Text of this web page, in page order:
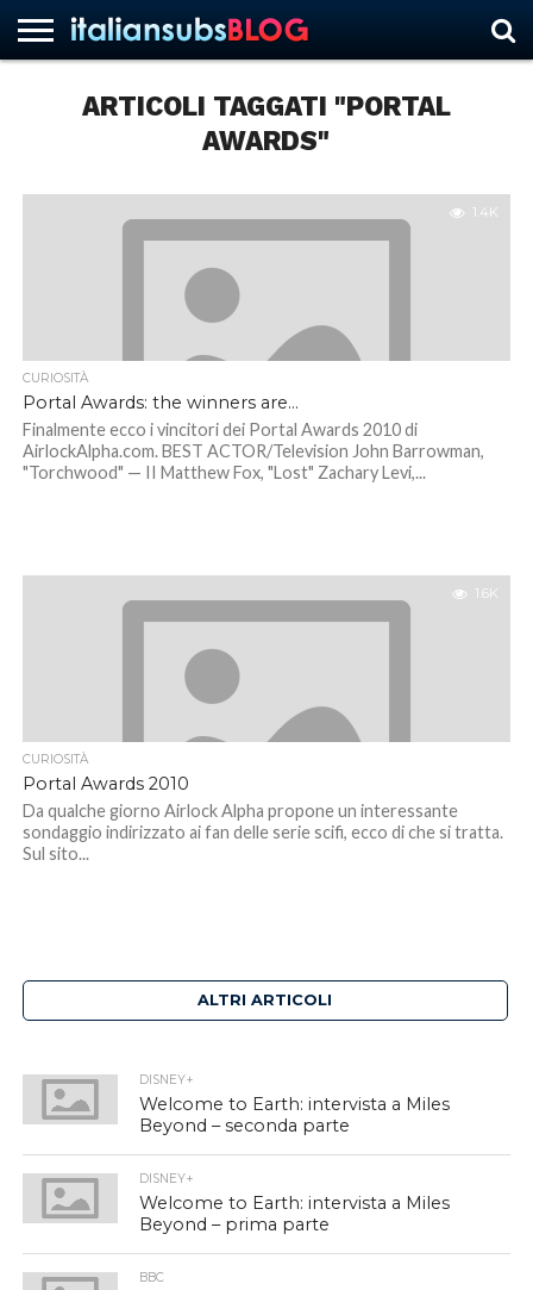
ARTICOLI TAGGATI "PORTAL
AWARDS"
1.4K
CURIOSITÀ
Portal Awards: the winners are…
Finalmente ecco i vincitori dei Portal Awards 2010 di
AirlockAlpha.com. BEST ACTOR/Television John Barrowman,
"Torchwood" — II Matthew Fox, "Lost" Zachary Levi,...
1.6K
CURIOSITÀ
Portal Awards 2010
Da qualche giorno Airlock Alpha propone un interessante
sondaggio indirizzato ai fan delle serie scifi, ecco di che si tratta.
Sul sito...
ALTRI ARTICOLI
DISNEY+
Welcome to Earth: intervista a Miles
Beyond – seconda parte
DISNEY+
Welcome to Earth: intervista a Miles
Beyond – prima parte
BBC